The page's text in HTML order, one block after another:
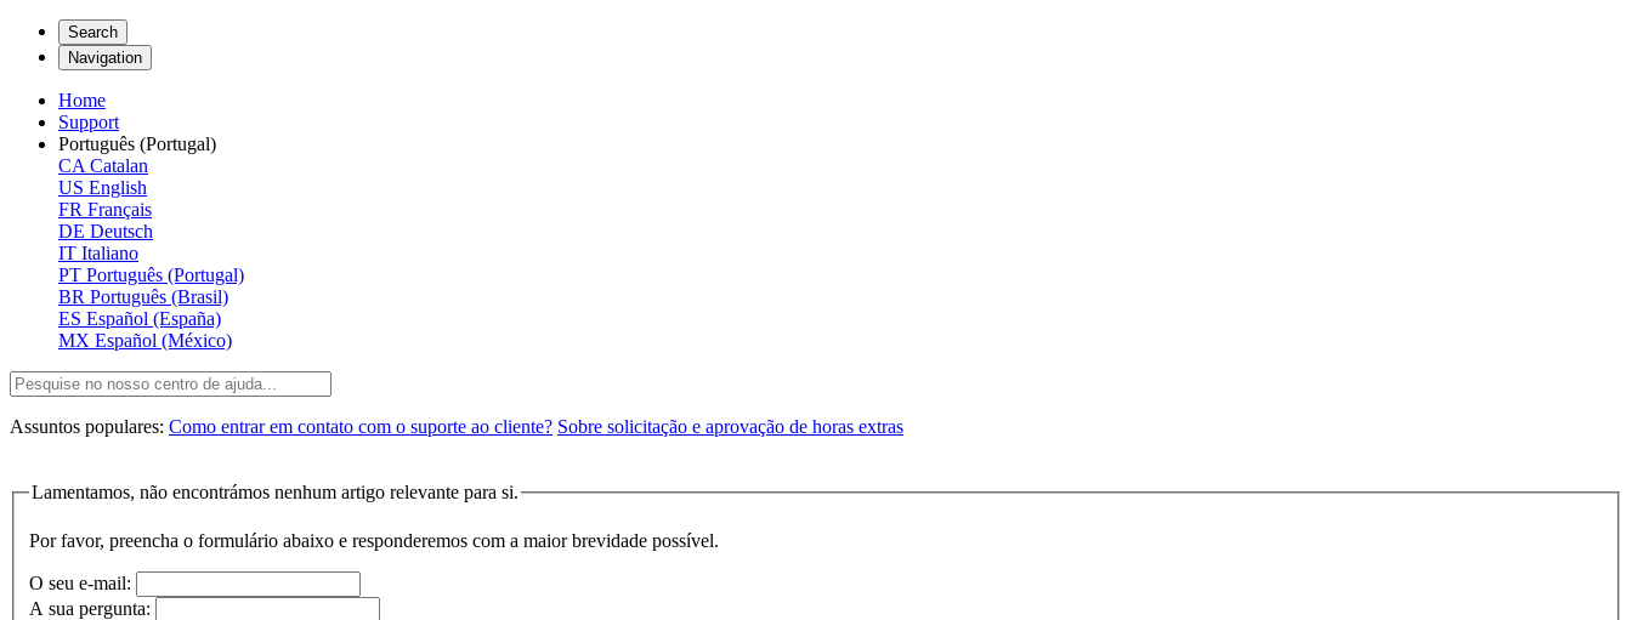
Search
Navigation
Home
Support
Português (Portugal)
CA Catalan
US English
FR Français
DE Deutsch
IT Italiano
PT Português (Portugal)
BR Português (Brasil)
ES Español (España)
MX Español (México)
Assuntos populares: Como entrar em contato com o suporte ao cliente? Sobre solicitação e aprovação de horas extras
Lamentamos, não encontrámos nenhum artigo relevante para si.
Por favor, preencha o formulário abaixo e responderemos com a maior brevidade possível.
O seu e-mail:
A sua pergunta: